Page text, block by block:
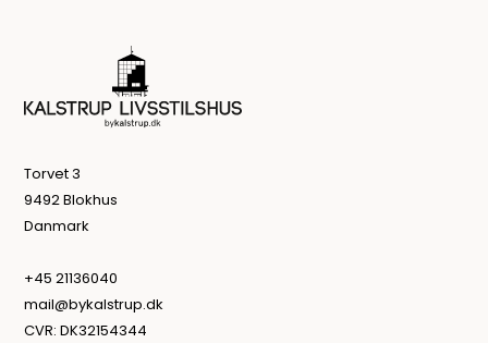
Torvet 3
9492 Blokhus
Danmark
+45 21136040
mail@bykalstrup.dk
CVR: DK32154344